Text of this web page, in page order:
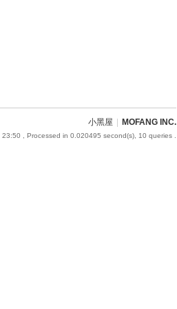
小黑屋 MOFANG INC.
23:50 , Processed in 0.020495 second(s), 10 queries .